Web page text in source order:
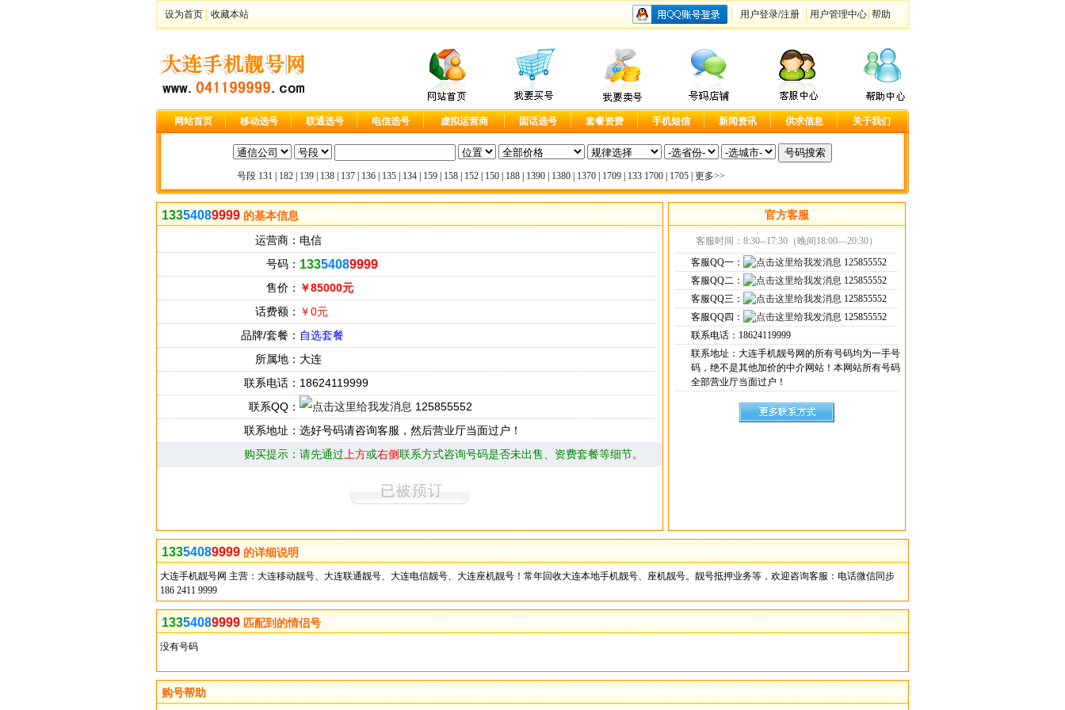
设为首页 收藏本站 用户登录/注册 用户管理中心 帮助
网站首页 移动选号 联通选号 电信选号 虚拟运营商 固话选号 套餐资费 手机短信 新闻资讯 供求信息 关于我们
号段 131 182 139 138 137 136 135 134 159 158 152 150 188 1390 1380 1370 1709 133 1700 1705 更多>>
13354089999 的基本信息
运营商： 电信
号码： 13354089999
售价： ￥85000元
话费额： ￥0元
品牌/套餐： 自选套餐
所属地： 大连
联系电话： 18624119999
联系QQ：
125855552
联系地址： 选好号码请咨询客服，然后营业厅当面过户！
购买提示： 请先通过 上方或右侧联系方式咨询号码是否未出售、资费套餐等细节。
官方客服
客服时间：8:30--17:30（晚间18:00—20:30）
客服QQ一：
125855552
客服QQ二：
125855552
客服QQ三：
125855552
客服QQ四：
125855552
联系电话：18624119999
联系地址：大连手机靓号网的所有号码均为一手号
码，绝不是其他加价的中介网站！本网站所有号码
全部营业厅当面过户！
13354089999 的详细说明
大连手机靓号网 主营：大连移动靓号、大连联通靓号、大连电信靓号、大连座机靓号！常年回收大连本地手机靓号、座机靓号。靓号抵押业务等，欢迎咨询客服：电话微信同步
186 2411 9999
13354089999 匹配到的情侣号
没有号码
购号帮助